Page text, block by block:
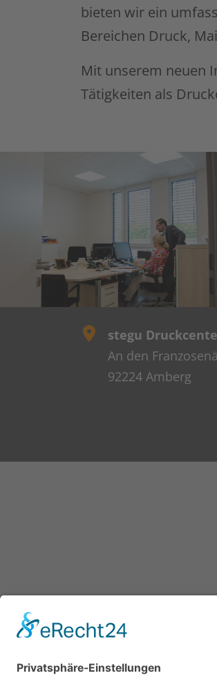
powered
bieten wir ein
Bereichen Druck,
Mit unserem neuen
Tätigkeiten als
stegu
An den
92224 Amberg